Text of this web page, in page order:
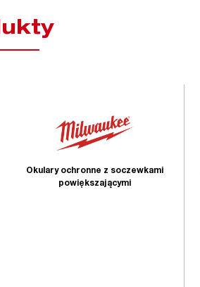
Okulary ochronne z soczewkami
powiększającymi